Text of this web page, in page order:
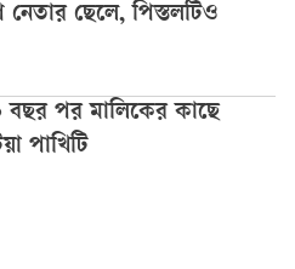
ছেলে, পিস্তলটিও
বছর পর মালিকের কাছে
পাখিটি